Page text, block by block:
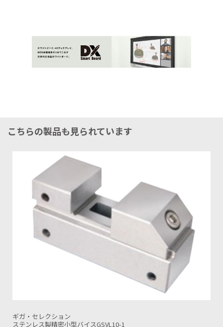
こちらの製品も見られています
ギガ・セレクション
SKS精密サインバイスGSVC100